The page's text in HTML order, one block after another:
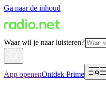
Ga naar de inhoud
Waar wil je naar luisteren?
App openenOntdek Prime